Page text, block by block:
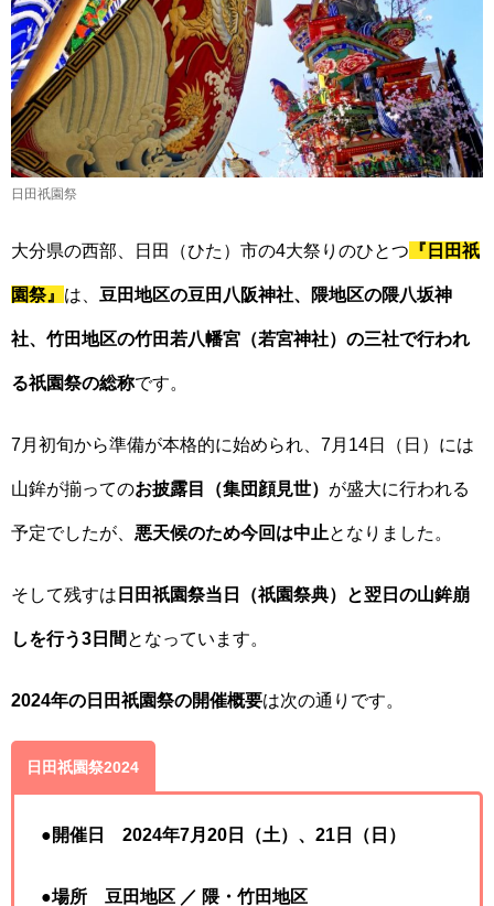
日田祇園祭
大分県の西部、日田（ひた）市の4大祭りのひとつ 『日田祇
園祭』 は、 豆田地区の豆田八阪神社、隈地区の隈八坂神
社、竹田地区の竹田若八幡宮（若宮神社）の三社で行われ
る祇園祭の総称です。
7月初旬から準備が本格的に始められ、7月14日（日）には
山鉾が揃ってのお披露目（集団顔見世） が盛大に行われる
予定でしたが、 悪天候のため今回は中止となりました。
そして残すは 日田祇園祭当日（祇園祭典）と翌日の山鉾崩
しを行う3日間 となっています。
2024年の日田祇園祭の開催概要は次の通りです。
日田祇園祭2024
●開催日 2024年7月20日（土）、21日（日）
●場所 豆田地区 ／ 隈・竹田地区